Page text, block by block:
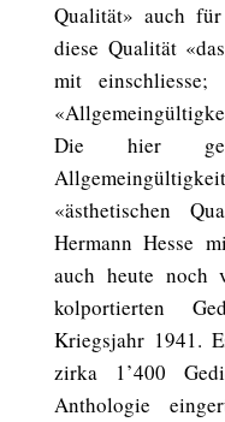
Qualität» auch
diese Qualität
mit
Die hier
«ästhetischen
Hermann Hesse
auch heute noch
kolportierten
Kriegsjahr 1941.
zirka 1’400
Anthologie